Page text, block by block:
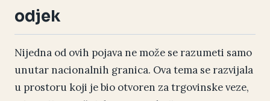
odjek
Nijedna od ovih pojava ne može se razumeti samo
unutar nacionalnih granica. Ova tema se razvijala
u prostoru koji je bio otvoren za trgovinske veze,